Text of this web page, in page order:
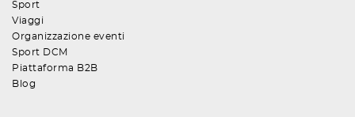
Sport
Viaggi
Organizzazione eventi
Sport DCM
Piattaforma B2B
Blog